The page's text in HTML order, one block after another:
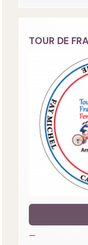
TOUR DE
—